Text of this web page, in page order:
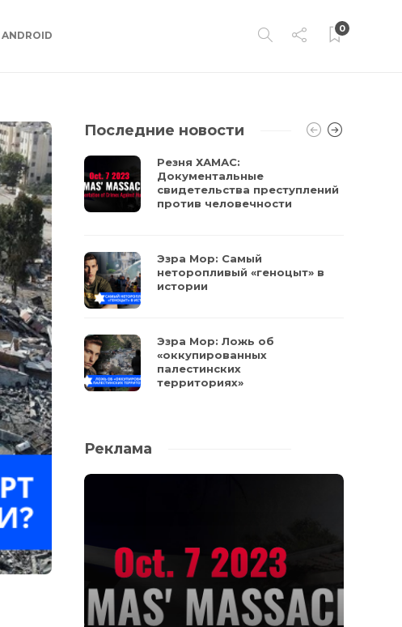
0
Последние новости
Резня ХАМАС:
Документальные
свидетельства преступлений
против человечности
Эзра Мор: Самый
неторопливый «геноцыт» в
истории
Эзра Мор: Ложь об
«оккупированных
палестинских
территориях»
Реклама